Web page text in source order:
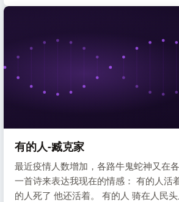
有的人-臧克家
最近疫情人数增加，各路牛鬼蛇神又在
一首诗来表达我现在的情感： 有的人活
的人死了 他还活着。 有的人 骑在人民